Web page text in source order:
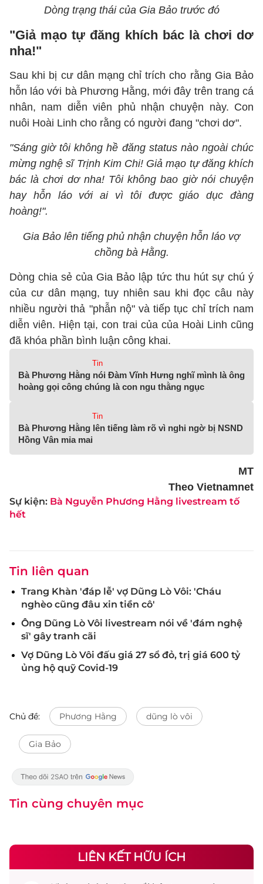
Sự kiện: Bà Nguyễn Phương Hằng livestream tố
hết
Dòng trạng thái của Gia Bảo trước đó
"Giả mạo tự đăng khích bác là chơi dơ
nha!"
Sau khi bị cư dân mạng chỉ trích cho rằng Gia Bảo
hỗn láo với bà Phương Hằng, mới đây trên trang cá
nhân, nam diễn viên phủ nhận chuyện này. Con
nuôi Hoài Linh cho rằng có người đang "chơi dơ".
"Sáng giờ tôi không hề đăng status nào ngoài chúc
mừng nghệ sĩ Trịnh Kim Chi! Giả mạo tự đăng khích
bác là chơi dơ nha! Tôi không bao giờ nói chuyện
hay hỗn láo với ai vì tôi được giáo dục đàng
hoàng!".
Gia Bảo lên tiếng phủ nhận chuyện hỗn láo vợ
chồng bà Hằng.
Dòng chia sẻ của Gia Bảo lập tức thu hút sự chú ý
của cư dân mạng, tuy nhiên sau khi đọc câu này
nhiều người thả "phẫn nộ" và tiếp tục chỉ trích nam
diễn viên. Hiện tại, con trai của của Hoài Linh cũng
đã khóa phần bình luận công khai.
Tin
Bà Phương Hằng nói Đàm Vĩnh Hưng nghĩ mình là ông
hoàng gọi công chúng là con ngu thằng ngục
Tin
Bà Phương Hằng lên tiếng làm rõ vì nghi ngờ bị NSND
Hồng Vân mỉa mai
MT
Theo Vietnamnet
Tin liên quan
Trang Khàn 'đáp lễ' vợ Dũng Lò Vôi: 'Cháu
nghèo cũng đâu xin tiền cô'
Ông Dũng Lò Vôi livestream nói về 'đám nghệ
sĩ' gây tranh cãi
Vợ Dũng Lò Vôi đấu giá 27 sổ đỏ, trị giá 600 tỷ
ủng hộ quỹ Covid-19
Chủ đề: Phương Hằng dũng lò vôi
Gia Bảo
Tin cùng chuyên mục
LIÊN KẾT HỮU ÍCH